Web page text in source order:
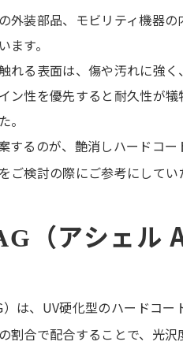
外装部品、モビリティ機器
す。
れる表面は、傷や汚れに強
ン性を優先すると耐久性が
。
するのが、艶消しハードコー
検討の際にご参考にしてい
（アシェル
）は、UV硬化型のハードコ
割合で配合することで、光